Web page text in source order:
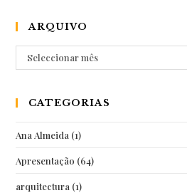
ARQUIVO
Arquivo
Seleccionar mês
CATEGORIAS
Ana Almeida (1)
Apresentação (64)
arquitectura (1)